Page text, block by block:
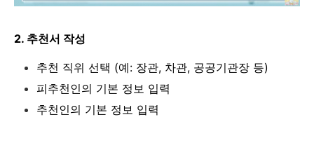
2. 추천서 작성
추천 직위 선택 (예: 장관, 차관, 공공기관장 등)
피추천인의 기본 정보 입력
추천인의 기본 정보 입력